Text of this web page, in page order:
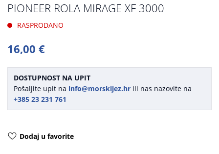
PIONEER ROLA MIRAGE XF 3000
RASPRODANO
16,00 €
DOSTUPNOST NA UPIT
Pošaljite upit na info@morskijez.hr ili nas nazovite na
+385 23 231 761
Dodaj u favorite